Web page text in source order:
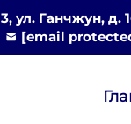
ул. Ганчжун, д.
[email